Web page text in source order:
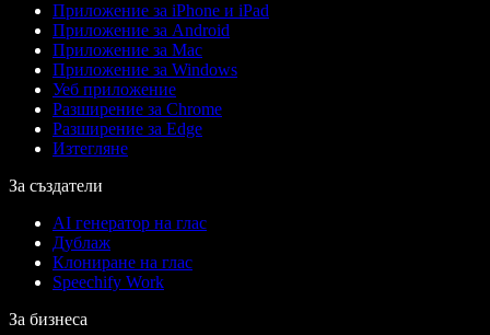
Приложение за iPhone и iPad
Приложение за Android
Приложение за Mac
Приложение за Windows
Уеб приложение
Разширение за Chrome
Разширение за Edge
Изтегляне
За създатели
AI генератор на глас
Дублаж
Клониране на глас
Speechify Work
За бизнеса